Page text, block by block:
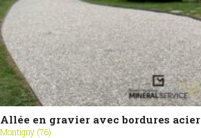
Allée en gravier avec bordures acier
Montigny (76)